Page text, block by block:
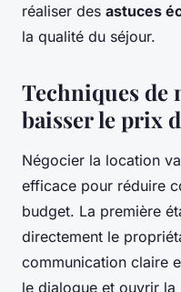
réaliser des astuces
la qualité du séjour.
Techniques de
baisser le prix
Négocier la location
efficace pour réduire
budget. La première
directement le
communication claire
le dialogue et ouvrir